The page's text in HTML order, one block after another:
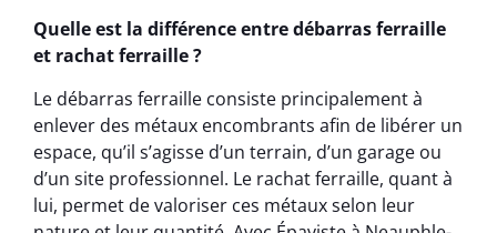
Quelle est la différence entre débarras ferraille
et rachat ferraille ?
Le débarras ferraille consiste principalement à
enlever des métaux encombrants afin de libérer un
espace, qu’il s’agisse d’un terrain, d’un garage ou
d’un site professionnel. Le rachat ferraille, quant à
lui, permet de valoriser ces métaux selon leur